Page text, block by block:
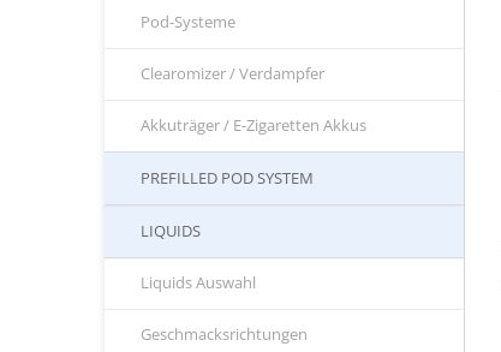
Pod-Systeme
Clearomizer / Verdampfer
Akkuträger / E-Zigaretten Akkus
PREFILLED POD SYSTEM
LIQUIDS
Liquids Auswahl
Geschmacksrichtungen